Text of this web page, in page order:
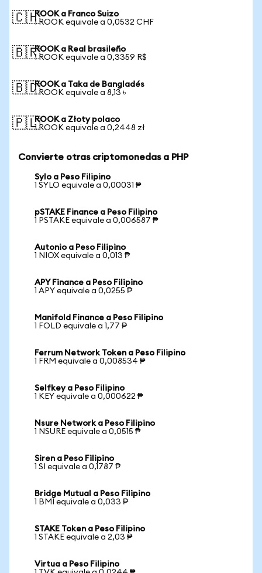
🇨🇭ROOK a Franco Suizo
1 ROOK equivale a 0,0532 CHF
🇧🇷ROOK a Real brasileño
1 ROOK equivale a 0,3359 R$
🇧🇩ROOK a Taka de Bangladés
1 ROOK equivale a 8,13 ৳
🇵🇱ROOK a Złoty polaco
1 ROOK equivale a 0,2448 zł
Convierte otras criptomonedas a PHP
Sylo a Peso Filipino
1 SYLO equivale a 0,00031 ₱
pSTAKE Finance a Peso Filipino
1 PSTAKE equivale a 0,006587 ₱
Autonio a Peso Filipino
1 NIOX equivale a 0,013 ₱
APY Finance a Peso Filipino
1 APY equivale a 0,0255 ₱
Manifold Finance a Peso Filipino
1 FOLD equivale a 1,77 ₱
Ferrum Network Token a Peso Filipino
1 FRM equivale a 0,008534 ₱
Selfkey a Peso Filipino
1 KEY equivale a 0,000622 ₱
Nsure Network a Peso Filipino
1 NSURE equivale a 0,0515 ₱
Siren a Peso Filipino
1 SI equivale a 0,1787 ₱
Bridge Mutual a Peso Filipino
1 BMI equivale a 0,033 ₱
STAKE Token a Peso Filipino
1 STAKE equivale a 2,03 ₱
Virtua a Peso Filipino